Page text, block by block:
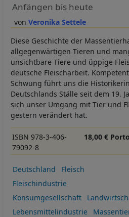
Veronika Settele
Anfängen bis heute
Diese Geschichte der
allgegenwärtigen Tieren und
unsichtbare Tiere und üppige
deutsche Fleischarbeit.
Schwung führt uns die
Deutschlands Ställe seit dem 19.
sich unser Umgang mit Tier und
gestern verändert hat.
ISBN 978-3-406-
79092-8
18,00 €
Deutschland
Fleisch
Fleischindustrie
Konsumgesellschaft
Lebensmittelindustrie